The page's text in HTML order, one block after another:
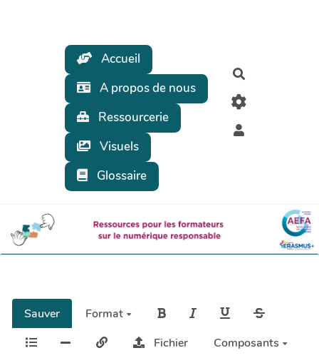
Accueil
A propos de nous
Ressourcerie
Visuels
Glossaire
Sauver
Format
Fichier
Composants